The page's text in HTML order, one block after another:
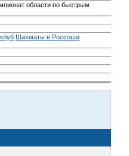
области по быстрым
Шахматы в Россоши